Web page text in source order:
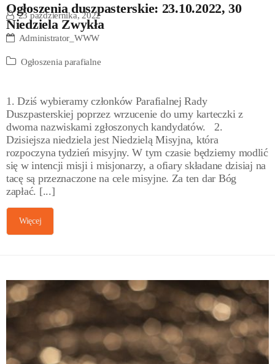
Ogłoszenia duszpasterskie: 23.10.2022, 30
Niedziela Zwykła
23 października, 2022
Administrator_WWW
Ogłoszenia parafialne
1. Dziś wybieramy członków Parafialnej Rady
Duszpasterskiej poprzez wrzucenie do urny karteczki z
dwoma nazwiskami zgłoszonych kandydatów. 2.
Dzisiejsza niedziela jest Niedzielą Misyjna, która
rozpoczyna tydzień misyjny. W tym czasie będziemy modlić
się w intencji misji i misjonarzy, a ofiary składane dzisiaj na
tacę są przeznaczone na cele misyjne. Za ten dar Bóg
zapłać. [...]
Więcej